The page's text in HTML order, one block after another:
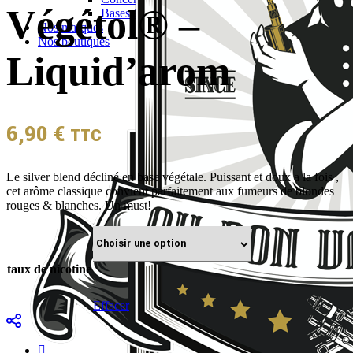
Bases & boosters
Nos marques
Nos boutiques
Végétol® –
Liquid’arom
6,90 € TTC
Le silver blend décliné en base végétale. Puissant et doux a la fois ,
cet arôme classique convient parfaitement aux fumeurs de blondes
rouges & blanches. Un must!
taux de nicotine
Effacer